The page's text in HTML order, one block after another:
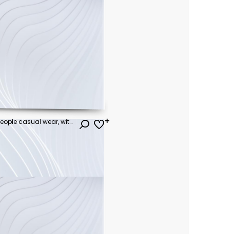
Business office with blurred people casual wear, with blurred bokeh background